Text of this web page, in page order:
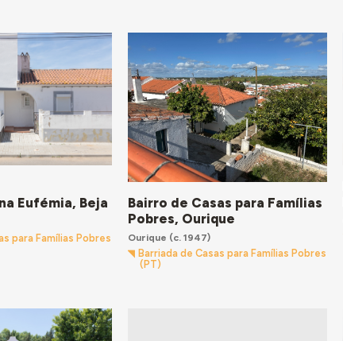
Eufémia, Beja
para Famílias Pobres
Bairro de Casas para Famílias
Pobres, Ourique
Ourique (c. 1947)
Barriada de Casas para Famílias Pobres
(PT)